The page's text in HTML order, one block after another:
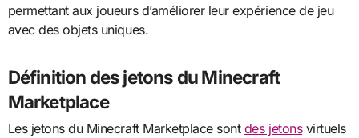
permettant aux joueurs d’améliorer leur expérience de jeu
avec des objets uniques.
Définition des jetons du Minecraft
Marketplace
Les jetons du Minecraft Marketplace sont des jetonsvirtuels